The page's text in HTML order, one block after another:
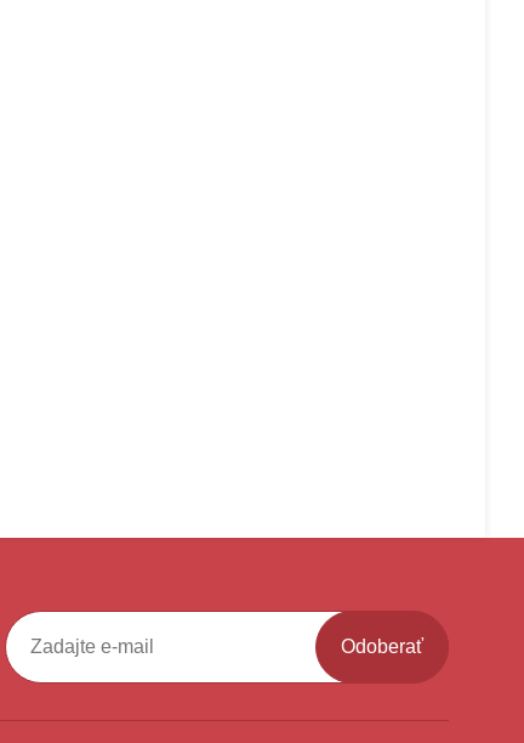
Odoberať